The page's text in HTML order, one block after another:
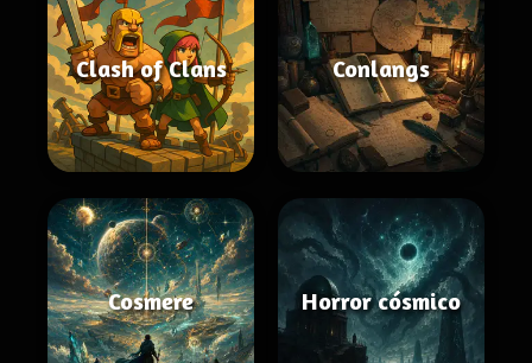
Clash of Clans Conlangs
Cosmere Horror cósmico